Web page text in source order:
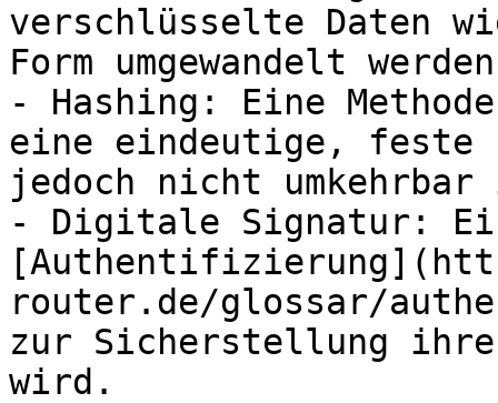
verschlüsselte Daten
Form umgewandelt
- Hashing: Eine
eine eindeutige, feste
jedoch nicht
- Digitale Signatur:
router.de/glossar/
zur Sicherstellung
wird.